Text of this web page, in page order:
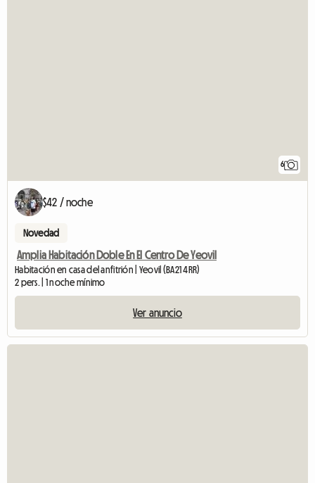
6
$42 / noche
Novedad
Amplia Habitación Doble En El Centro De Yeovil
Habitación en casa del anfitrión | Yeovil (BA21 4RR)
2 pers. | 1 noche mínimo
Ver anuncio